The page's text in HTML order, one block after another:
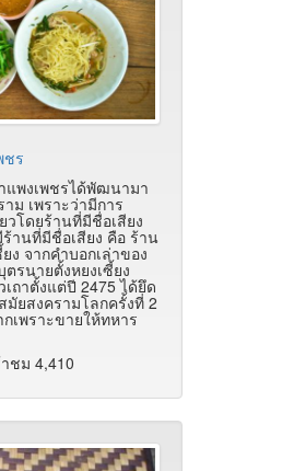
ชร
แพงเพชรได้พัฒนามา
ม เพราะว่ามีการ
โดยร้านที่มีชื่อเสียง
านที่มีชื่อเสียง คือ ร้าน
ง จากคำบอกเล่าของ
รนายตั้งหยงเซี้ยง
เถาตั้งแต่ปี 2475 ได้ยึด
ยสงครามโลกครั้งที่ 2
เพราะขายให้ทหาร
ชม 4,410